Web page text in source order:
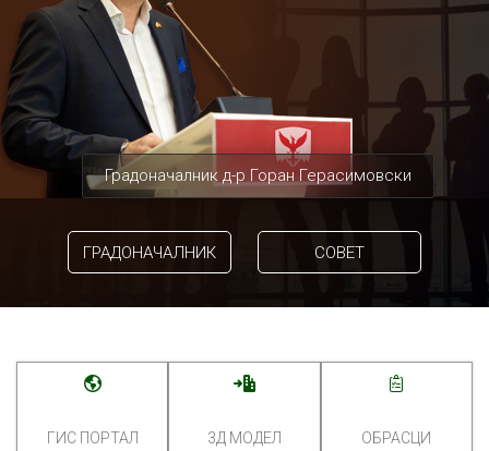
Градоначалник д-р Горан Герасимовски
ГРАДОНАЧАЛНИК СОВЕТ
ГИС ПОРТАЛ 3Д МОДЕЛ ОБРАСЦИ